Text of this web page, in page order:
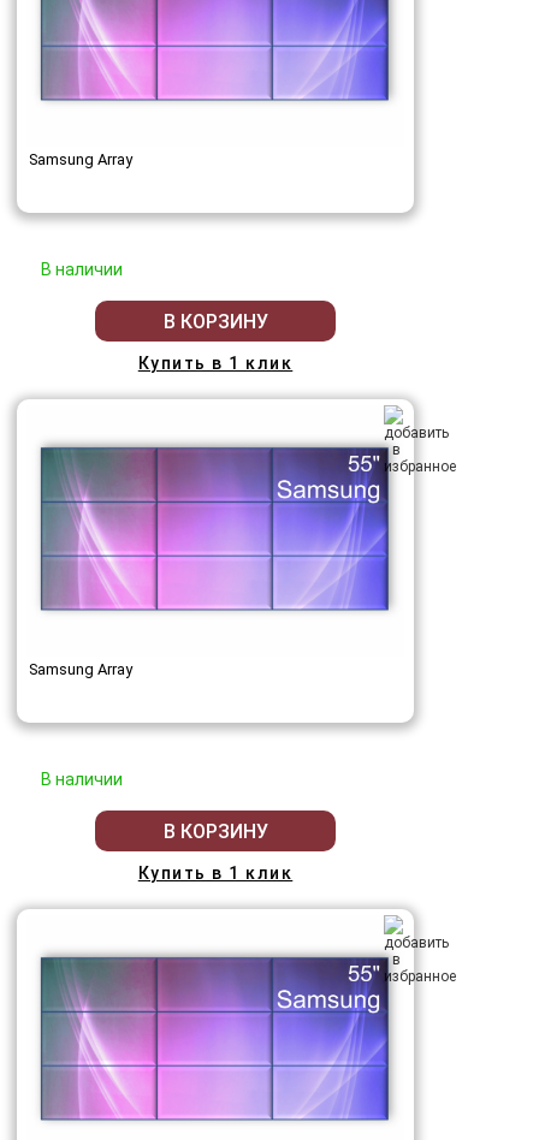
Samsung Array
В наличии
В КОРЗИНУ
Купить в 1 клик
Samsung Array
В наличии
В КОРЗИНУ
Купить в 1 клик